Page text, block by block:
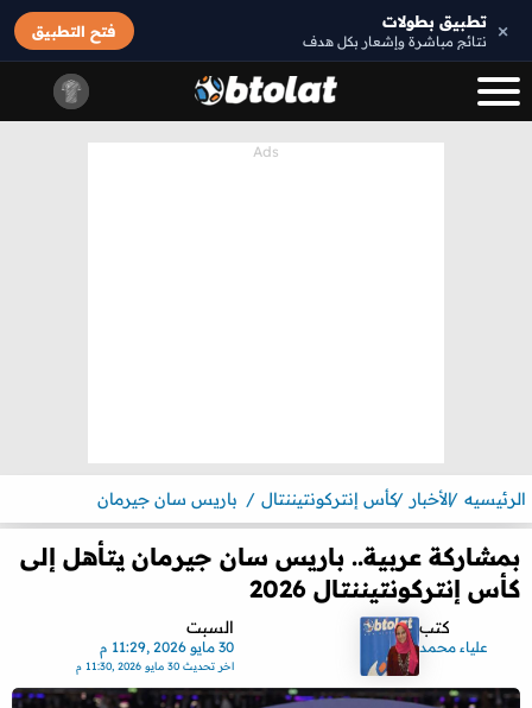
× تطبيق بطولات
نتائج مباشرة وإشعار بكل هدف
فتح التطبيق
الرئيسيه الأخبار كأس إنتركونتيننتال باريس سان جيرمان
بمشاركة عربية.. باريس سان جيرمان يتأهل إلى
كأس إنتركونتيننتال 2026
كتب
علياء محمد
السبت
30 مايو 2026 ,11:29 م
اخر تحديث30 مايو 2026 ,11:30 م